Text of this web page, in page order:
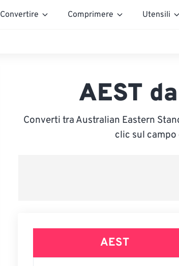
Convertire Comprimere Utensili
AEST
Converti tra Australian Eastern
clic sul
AEST